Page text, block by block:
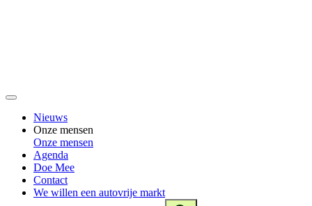
Nieuws
Onze mensen
Onze mensen
Agenda
Doe Mee
Contact
We willen een autovrije markt